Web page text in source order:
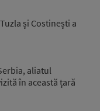
și Costinești a
aliatul
în această țară